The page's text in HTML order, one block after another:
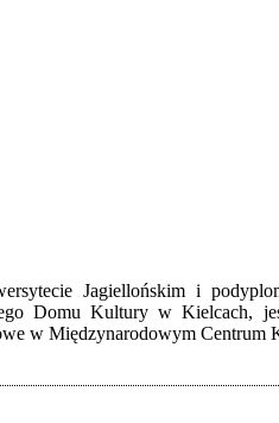
Jagiellońskim i
Domu Kultury w Kielcach,
w Międzynarodowym